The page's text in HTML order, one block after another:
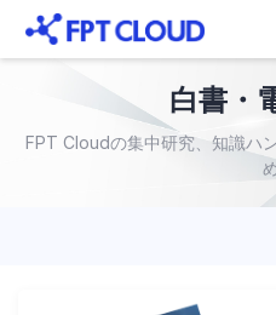
白書・
FPT Cloudの集中研究、知識ハ